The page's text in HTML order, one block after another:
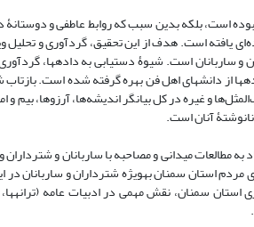
است، بلکه بدین سبب که روابط عاطفی و دوستانۀ
یافته است. هدف از این تحقیق، گردآوری و
و ساربانان است. شیوۀ دستیابی به داده­ها،
از دانش­های اهل فن بهره گرفته شده است. بازتاب
و غیره در کل بیانگر اندیشه‌ها، آرزوها،
آنان است.
مطالعات میدانی و مصاحبه با ساربانان و
مردم استان سمنان به­ویژه شترداران و ساربانان
سمنان، نقش مهمی در ادبیات عامه (ترانه­ها،